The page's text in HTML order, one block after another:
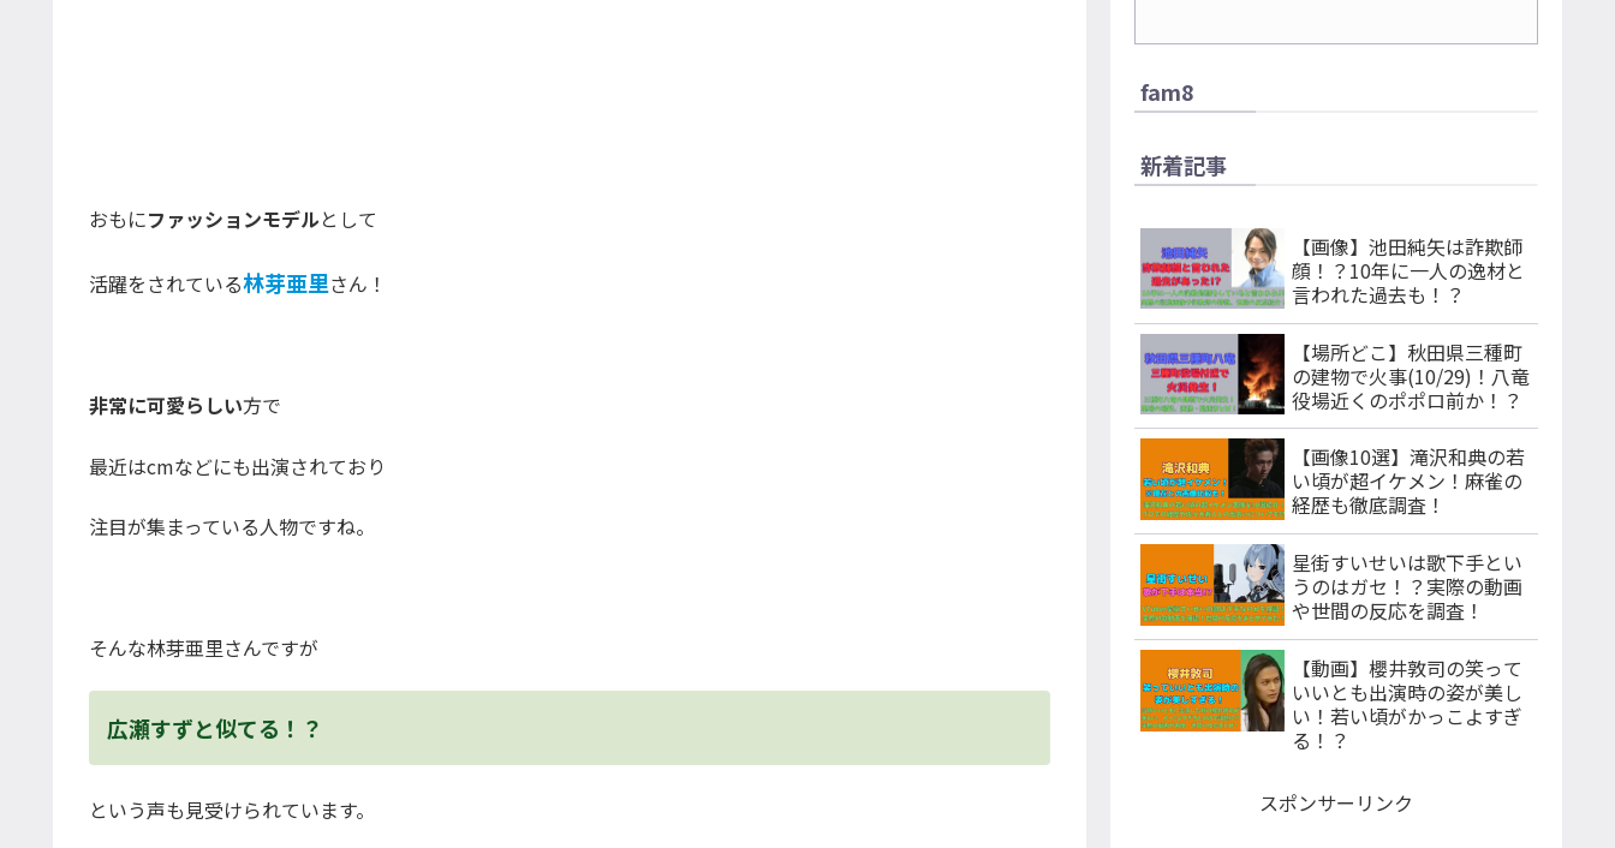
おもにファッションモデルとして
活躍をされている林芽亜里さん！
非常に可愛らしい方で
最近はcmなどにも出演されており
注目が集まっている人物ですね。
そんな林芽亜里さんですが
広瀬すずと似てる！？
という声も見受けられています。
fam8
新着記事
【画像】池田純矢は詐欺師
顔！？10年に一人の逸材と
言われた過去も！？
【場所どこ】秋田県三種町
の建物で火事(10/29)！八竜
役場近くのポポロ前か！？
【画像10選】滝沢和典の若
い頃が超イケメン！麻雀の
経歴も徹底調査！
星街すいせいは歌下手とい
うのはガセ！？実際の動画
や世間の反応を調査！
【動画】櫻井敦司の笑って
いいとも出演時の姿が美し
い！若い頃がかっこよすぎ
る！？
スポンサーリンク